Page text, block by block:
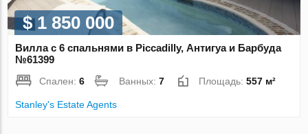
$ 1 850 000
Вилла с 6 спальнями в Piccadilly, Антигуа и Барбуда
№61399
Спален:6 Ванных:7 Площадь:557 м²
Stanley's Estate Agents